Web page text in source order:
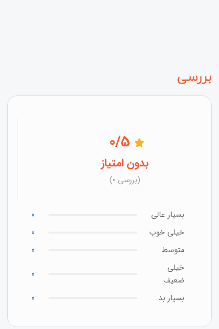
بررسی
0/5
بدون امتیاز
(بررسی 0)
بسیار عالی
0
خیلی خوب
0
متوسط
0
خیلی
ضعیف
0
بسیار بد
0